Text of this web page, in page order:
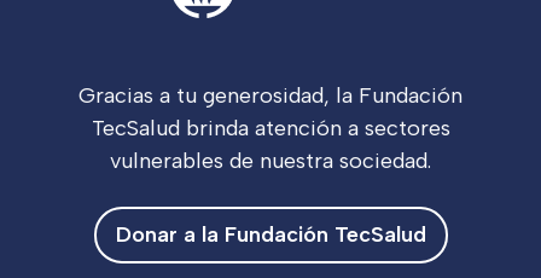
Gracias a tu generosidad, la Fundación
TecSalud brinda atención a sectores
vulnerables de nuestra sociedad.
Donar a la Fundación TecSalud